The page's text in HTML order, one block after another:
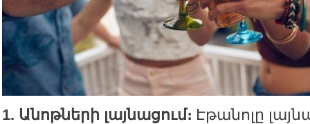
1. Անոթների լայնացում։ Էթանոլը